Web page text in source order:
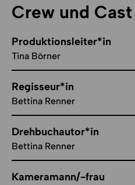
Crew und Cast
Produktionsleiter*in
Tina Börner
Regisseur*in
Bettina Renner
Drehbuchautor*in
Bettina Renner
Kameramann/-frau